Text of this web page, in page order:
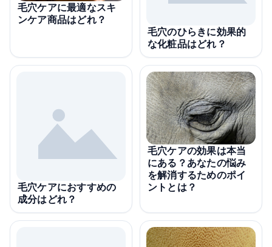
毛穴ケアに最適なスキ
ンケア商品はどれ？
毛穴のひらきに効果的
な化粧品はどれ？
毛穴ケアにおすすめの
成分はどれ？
毛穴ケアの効果は本当
にある？あなたの悩み
を解消するためのポイ
ントとは？